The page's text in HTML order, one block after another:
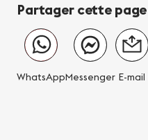
Partager cette page
WhatsAppMessenger E-mail